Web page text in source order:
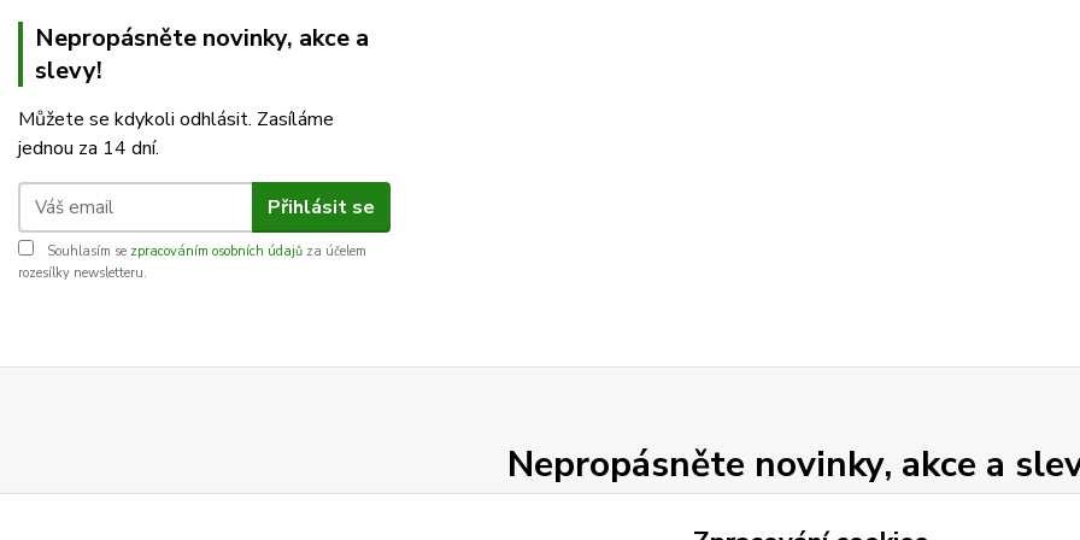
Nepropásněte novinky, akce a
slevy!
Můžete se kdykoli odhlásit. Zasíláme
jednou za 14 dní.
Přihlásit se
Souhlasím se zpracováním osobních údajů za účelem
rozesílky newsletteru.
Nepropásněte novinky, akce a